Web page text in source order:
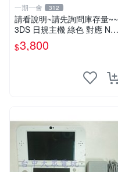
一期一會 312
請看說明~請先詢問庫存量~~
3DS 日規主機 綠色 對應 ND
S 3DS 日規遊戲
$3,800